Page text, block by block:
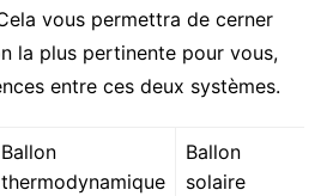
vous permettra de cerner
la plus pertinente pour vous,
entre ces deux systèmes.
Ballon
thermodynamique
Ballon
solaire